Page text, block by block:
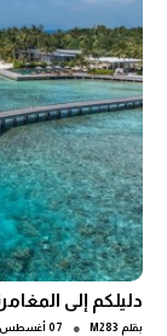
دليلكم إلى
بقلم M283
● 07 أغسطس 2026